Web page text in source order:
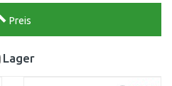
Preis
Lager